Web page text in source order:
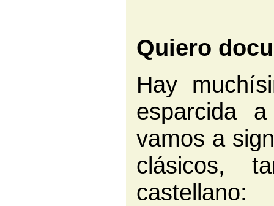
Quiero
Hay
esparcida
vamos a
clásicos,
castellano: